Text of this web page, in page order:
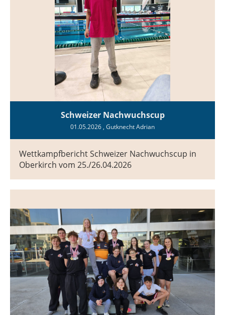
Schweizer Nachwuchscup
01.05.2026 , Gutknecht Adrian
Wettkampfbericht Schweizer Nachwuchscup in
Oberkirch vom 25./26.04.2026